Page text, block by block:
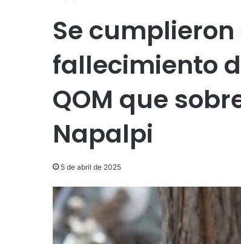
Se
fallecimiento
QOM que
Napalpi
5 de abril de 2025